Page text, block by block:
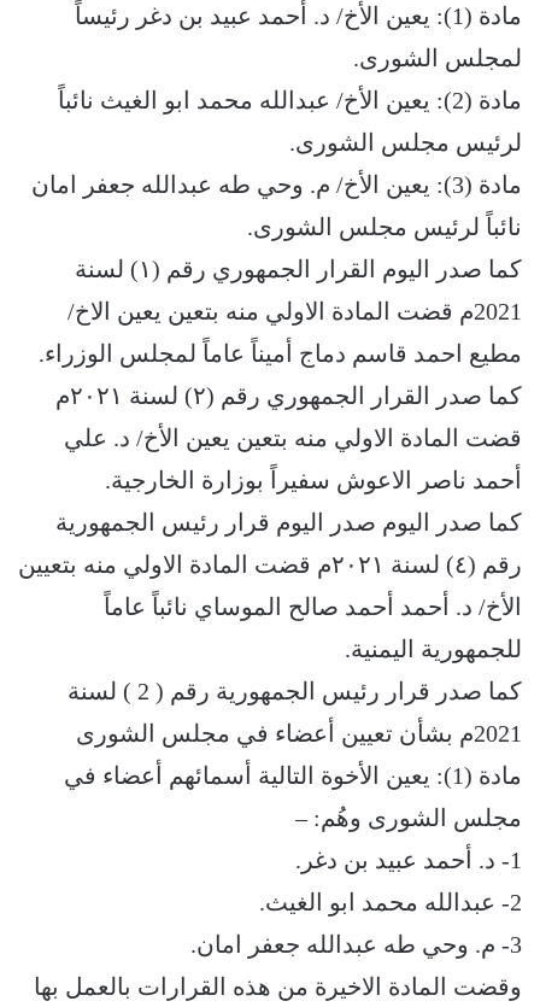
مادة (1): يعين الأخ/ د. أحمد عبيد بن دغر رئيساً
لمجلس الشورى.
مادة (2): يعين الأخ/ عبدالله محمد ابو الغيث نائباً
لرئيس مجلس الشورى.
مادة (3): يعين الأخ/ م. وحي طه عبدالله جعفر امان
نائباً لرئيس مجلس الشورى.
كما صدر اليوم القرار الجمهوري رقم (١) لسنة
2021م قضت المادة الاولي منه بتعين يعين الاخ/
مطيع احمد قاسم دماج أميناً عاماً لمجلس الوزراء.
كما صدر القرار الجمهوري رقم (٢) لسنة ٢٠٢١م
قضت المادة الاولي منه بتعين يعين الأخ/ د. علي
أحمد ناصر الاعوش سفيراً بوزارة الخارجية.
كما صدر اليوم صدر اليوم قرار رئيس الجمهورية
رقم (٤) لسنة ٢٠٢١م قضت المادة الاولي منه بتعيين
الأخ/ د. أحمد أحمد صالح الموساي نائباً عاماً
للجمهورية اليمنية.
كما صدر قرار رئيس الجمهورية رقم ( 2 ) لسنة
2021م بشأن تعيين أعضاء في مجلس الشورى
مادة (1): يعين الأخوة التالية أسمائهم أعضاء في
مجلس الشورى وهُم: –
1- د. أحمد عبيد بن دغر.
2- عبدالله محمد ابو الغيث.
3- م. وحي طه عبدالله جعفر امان.
وقضت المادة الاخيرة من هذه القرارات بالعمل بها